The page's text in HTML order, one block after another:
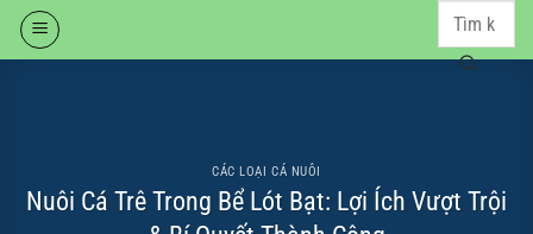
Skip
CÁC LOẠI CÁ NUÔI
Nuôi Cá Trê Trong Bể Lót Bạt: Lợi Ích Vượt Trội